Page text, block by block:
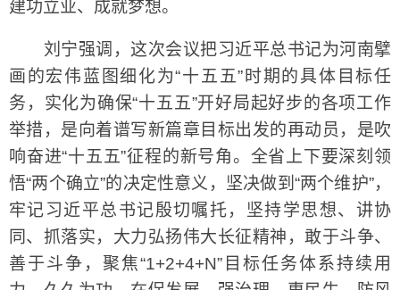
建功立业、成就梦想。
刘宁强调，这次会议把习近平总书记为河南擘
画的宏伟蓝图细化为“十五五”时期的具体目标任
务，实化为确保“十五五”开好局起好步的各项工作
举措，是向着谱写新篇章目标出发的再动员，是吹
响奋进“十五五”征程的新号角。全省上下要深刻领
悟“两个确立”的决定性意义，坚决做到“两个维护”，
牢记习近平总书记殷切嘱托，坚持学思想、讲协
同、抓落实，大力弘扬伟大长征精神，敢于斗争、
善于斗争，聚焦“1+2+4+N”目标任务体系持续用